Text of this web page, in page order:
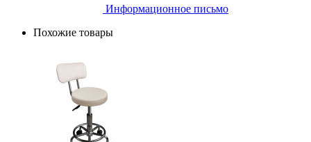
Информационное письмо
Похожие товары